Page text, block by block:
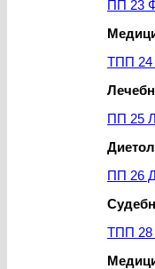
ПП 23
ТПП 24
ПП 25
ПП 26
ТПП 28